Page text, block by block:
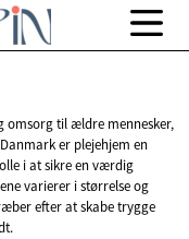
omsorg til ældre mennesker,
er plejehjem en
i at sikre en værdig
varierer i størrelse og
efter at skabe trygge